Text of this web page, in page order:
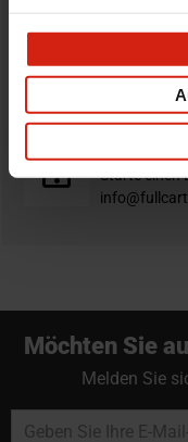
Nicht
Du hast
Bestellung
Starte einen
Möchten Sie
Melden Sie